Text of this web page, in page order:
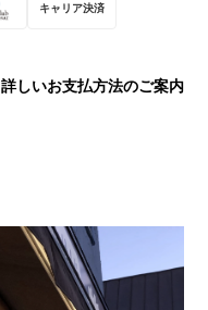
キャリア決済
詳しいお支払方法のご案内